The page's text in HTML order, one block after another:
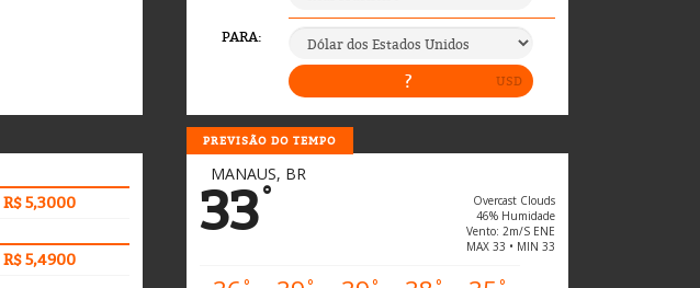
R$ 5,3000
R$ 5,4900
PREVISÃO DO TEMPO
MANAUS, BR
33°
Overcast Clouds
46% Humidade
Vento: 2m/s ENE
MAX 33 • MIN 33